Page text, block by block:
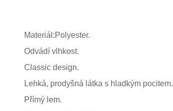
Materiál:Polyester.
Odvádí vlhkost.
Classic design.
Lehká, prodyšná látka s hladkým pocitem.
Přímý lem.